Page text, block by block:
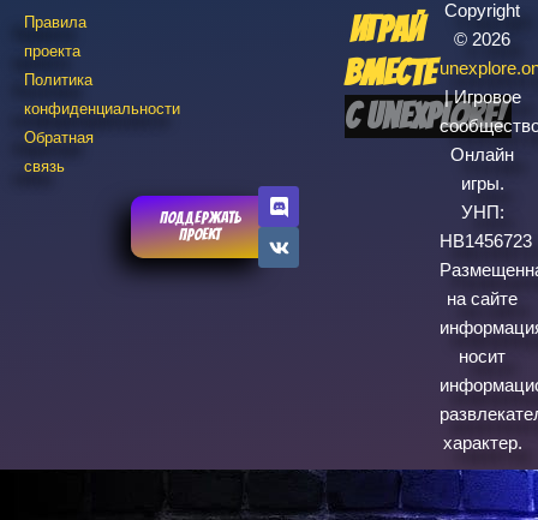
Правила
проекта
Политика
конфиденциальности
Обратная
связь
Поддержать
проект
D
i
s
c
o
V
k
Играй
вместе
Copyright
© 2026
| Игровое
Онлайн
игры.
УНП:
HВ1456723
на сайте
носит
характер.